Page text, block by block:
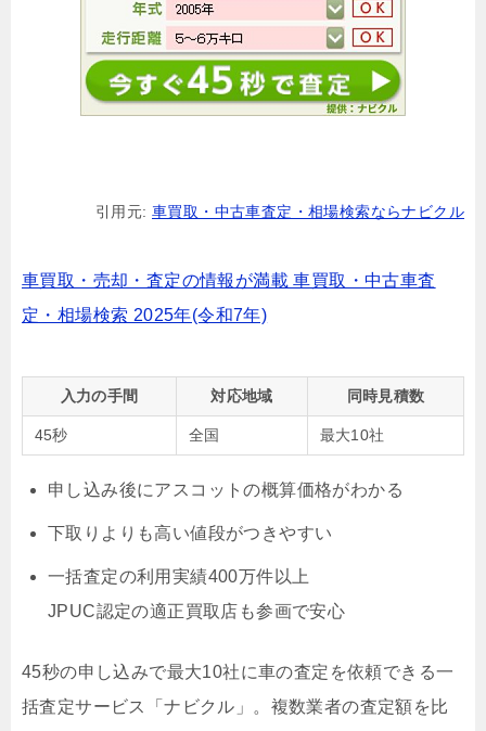
引用元: 車買取・中古車査定・相場検索ならナビクル
車買取・売却・査定の情報が満載 車買取・中古車査
定・相場検索 2025年(令和7年)
入力の手間 対応地域 同時見積数
45秒 全国 最大10社
申し込み後にアスコットの概算価格がわかる
下取りよりも高い値段がつきやすい
一括査定の利用実績400万件以上
JPUC認定の適正買取店も参画で安心
45秒の申し込みで最大10社に車の査定を依頼できる一
括査定サービス「ナビクル」。複数業者の査定額を比